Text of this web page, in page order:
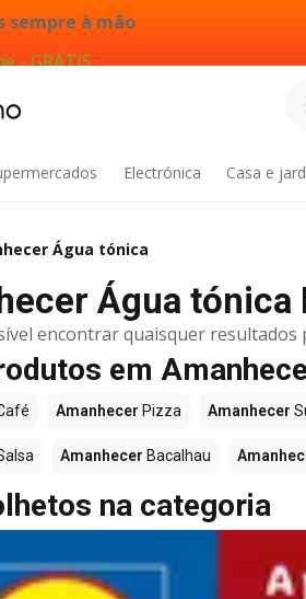
sempre à mão
- GRÁTIS
Electrónica Casa e
Água tónica
Água
encontrar quaisquer resultados
em
Amanhecer Pizza Amanhecer
Amanhecer Bacalhau
na categoria